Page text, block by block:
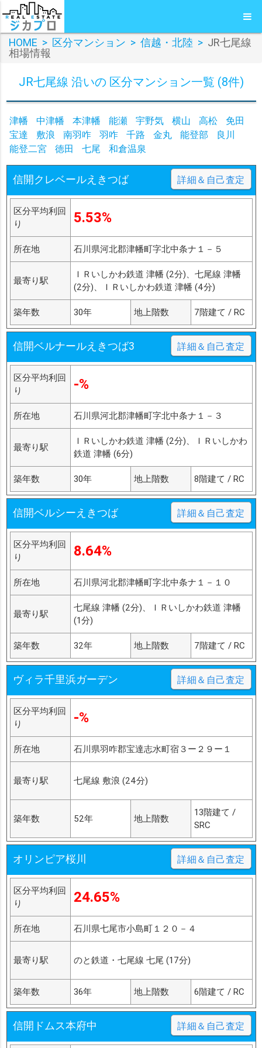
HOME > 区分マンション > 信越・北陸 > JR七尾線
相場情報
JR七尾線 沿いの 区分マンション一覧 (8件)
津幡 中津幡 本津幡 能瀬 宇野気 横山 高松
免田
宝達
敷浪 南羽咋 羽咋 千路 金丸 能登部
良川
能登二宮
徳田 七尾 和倉温泉
信開クレベールえきつば 詳細＆自己査定
区分平均利回
り
5.53%
所在地 石川県河北郡津幡町字北中条ナ１－５
最寄り駅
ＩＲいしかわ鉄道 津幡 (2分)、七尾線 津幡
(2分)、ＩＲいしかわ鉄道 津幡 (4分)
築年数 30年 地上階数 7階建て / RC
信開ベルナールえきつば3 詳細＆自己査定
区分平均利回
り
-%
所在地 石川県河北郡津幡町字北中条ナ１－３
最寄り駅
ＩＲいしかわ鉄道 津幡 (2分)、ＩＲいしかわ
鉄道 津幡 (6分)
築年数 30年 地上階数 8階建て / RC
信開ベルシーえきつば 詳細＆自己査定
区分平均利回
り
8.64%
所在地 石川県河北郡津幡町字北中条ナ１－１０
最寄り駅
七尾線 津幡 (2分)、ＩＲいしかわ鉄道 津幡
(1分)
築年数 32年 地上階数 7階建て / RC
ヴィラ千里浜ガーデン 詳細＆自己査定
区分平均利回
り
-%
所在地 石川県羽咋郡宝達志水町宿３ー２９ー１
最寄り駅 七尾線 敷浪 (24分)
築年数 52年 地上階数
13階建て /
SRC
オリンピア桜川 詳細＆自己査定
区分平均利回
り
24.65%
所在地 石川県七尾市小島町１２０－４
最寄り駅 のと鉄道・七尾線 七尾 (17分)
築年数 36年 地上階数 6階建て / RC
信開ドムス本府中 詳細＆自己査定